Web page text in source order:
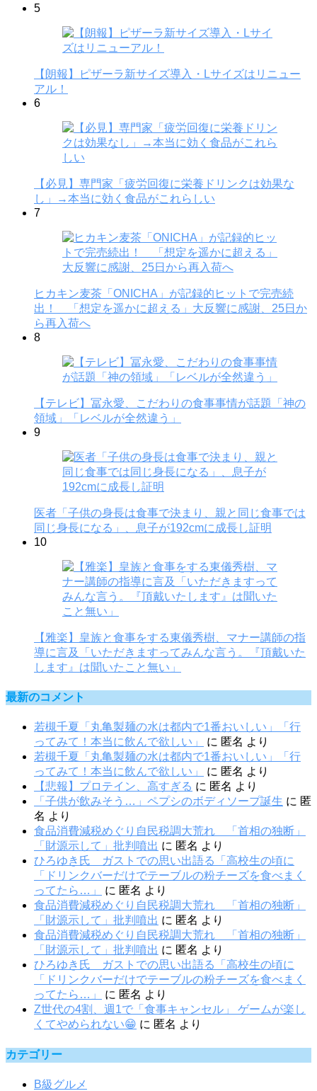
5
【朗報】ピザーラ新サイズ導入・Lサイズはリニュー
アル！
6
【必見】専門家「疲労回復に栄養ドリンクは効果な
し」→本当に効く食品がこれらしい
7
ヒカキン麦茶「ONICHA」が記録的ヒットで完売続
出！ 「想定を遥かに超える」大反響に感謝、25日か
ら再入荷へ
8
【テレビ】冨永愛、こだわりの食事事情が話題「神の
領域」「レベルが全然違う」
9
医者「子供の身長は食事で決まり、親と同じ食事では
同じ身長になる」、息子が192cmに成長し証明
10
【雅楽】皇族と食事をする東儀秀樹、マナー講師の指
導に言及「いただきますってみんな言う。『頂戴いた
します』は聞いたこと無い」
最新のコメント
若槻千夏「丸亀製麺の水は都内で1番おいしい」「行
ってみて！本当に飲んで欲しい」
に 匿名 より
若槻千夏「丸亀製麺の水は都内で1番おいしい」「行
ってみて！本当に飲んで欲しい」
に 匿名 より
【悲報】プロテイン、高すぎる に 匿名 より
「子供が飲みそう…」ペプシのボディソープ誕生 に 匿
名 より
食品消費減税めぐり自民税調大荒れ 「首相の独断」
「財源示して」批判噴出 に 匿名 より
ひろゆき氏 ガストでの思い出語る「高校生の頃に
「ドリンクバーだけでテーブルの粉チーズを食べまく
ってたら…」
に 匿名 より
食品消費減税めぐり自民税調大荒れ 「首相の独断」
「財源示して」批判噴出 に 匿名 より
食品消費減税めぐり自民税調大荒れ 「首相の独断」
「財源示して」批判噴出 に 匿名 より
ひろゆき氏 ガストでの思い出語る「高校生の頃に
「ドリンクバーだけでテーブルの粉チーズを食べまく
ってたら…」
に 匿名 より
Z世代の4割、週1で「食事キャンセル」 ゲームが楽し
くてやめられない😁 に 匿名 より
カテゴリー
B級グルメ